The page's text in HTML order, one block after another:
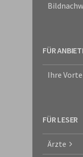
FÜR
Ihre
FÜR LESER
Ärzte